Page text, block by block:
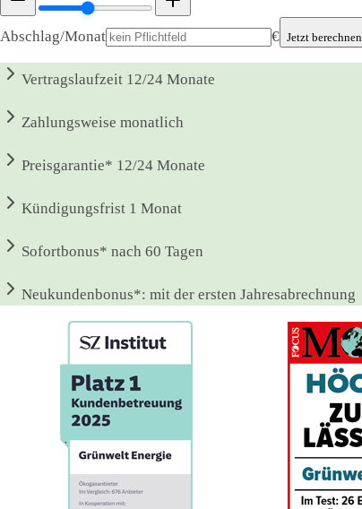
Abschlag/Monat € Jetzt berechnen
Vertragslaufzeit 12/24 Monate
Zahlungsweise monatlich
Preisgarantie* 12/24 Monate
Kündigungsfrist 1 Monat
Sofortbonus* nach 60 Tagen
Neukundenbonus*: mit der ersten Jahresabrechnung